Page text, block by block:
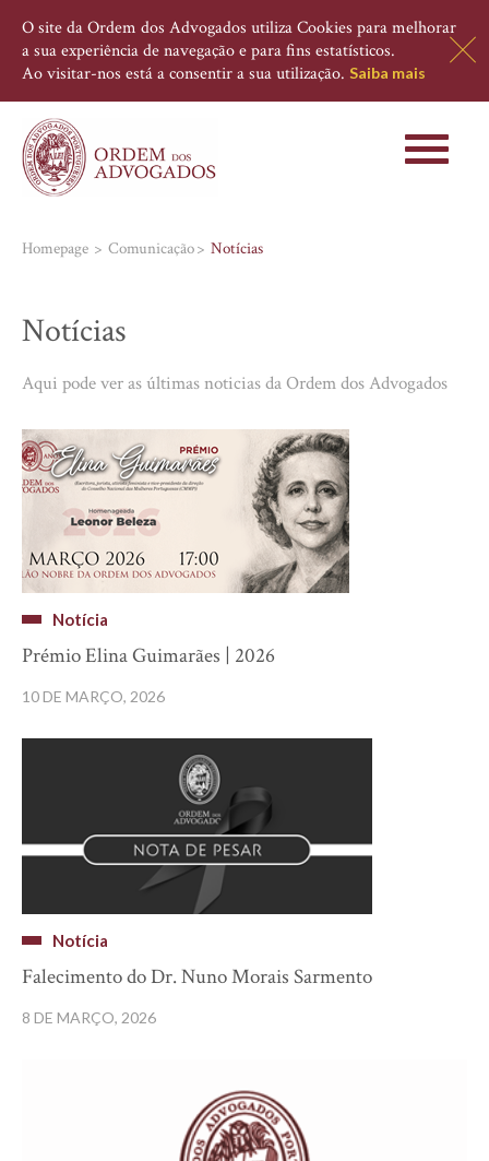
O site da Ordem dos Advogados utiliza Cookies para melhorar
a sua experiência de navegação e para fins estatísticos.
Ao visitar-nos está a consentir a sua utilização. Saiba mais
Toggle
Homepage Comunicação Notícias
Notícias
Aqui pode ver as últimas noticias da Ordem dos Advogados
Notícia
Prémio Elina Guimarães | 2026
10 DE MARÇO, 2026
Notícia
Falecimento do Dr. Nuno Morais Sarmento
8 DE MARÇO, 2026